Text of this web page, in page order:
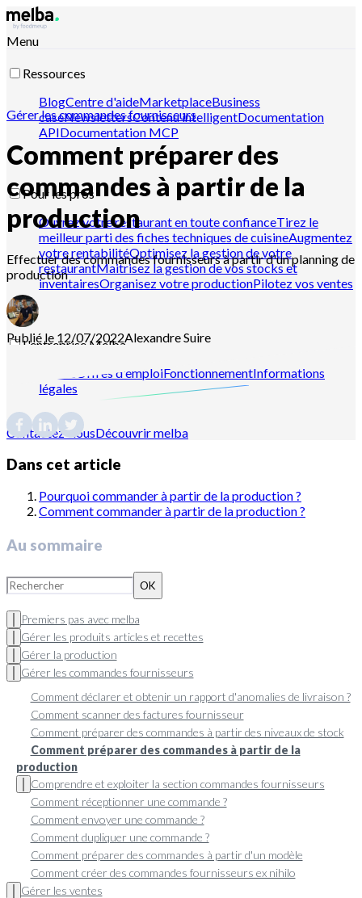
Menu
Ressources
BlogCentre d'aideMarketplaceBusiness
caseNewslettersContenu intelligentDocumentation
APIDocumentation MCP
Pour les pros
Ouvrez votre restaurant en toute confianceTirez le
meilleur parti des fiches techniques de cuisineAugmentez
votre rentabilitéOptimisez la gestion de votre
restaurantMaitrisez la gestion de vos stocks et
inventairesOrganisez votre productionPilotez vos ventes
L'entreprise Melba
Offres d'emploiFonctionnementInformations
légales
Contactez-nousDécouvrir melba
Gérer les commandes fournisseurs
Comment préparer des
commandes à partir de la
production
Effectuer des commandes fournisseurs à partir d'un planning de
production
Publié le 12/07/2022AlexandreSuire
Dans cet article
Pourquoi commander à partir de la production ?
Comment commander à partir de la production ?
Au sommaire
OK
Premiers pas avec melba
Gérer les produits articles et recettes
Gérer la production
Gérer les commandes fournisseurs
Comment déclarer et obtenir un rapport d'anomalies de livraison ?
Comment scanner des factures fournisseur
Comment préparer des commandes à partir des niveaux de stock
Comment préparer des commandes à partir de la
production
Comprendre et exploiter la section commandes fournisseurs
Comment réceptionner une commande ?
Comment envoyer une commande ?
Comment dupliquer une commande ?
Comment préparer des commandes à partir d'un modèle
Comment créer des commandes fournisseurs ex nihilo
Gérer les ventes